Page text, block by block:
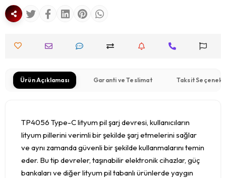
Ürün Açıklaması Garanti ve Teslimat Taksit
TP4056 Type-C lityum pil şarj devresi, kullanıcıların
lityum pillerini verimli bir şekilde şarj etmelerini sağlar
ve aynı zamanda güvenli bir şekilde kullanmalarını temin
eder. Bu tip devreler, taşınabilir elektronik cihazlar, güç
bankaları ve diğer lityum pil tabanlı ürünlerde yaygın